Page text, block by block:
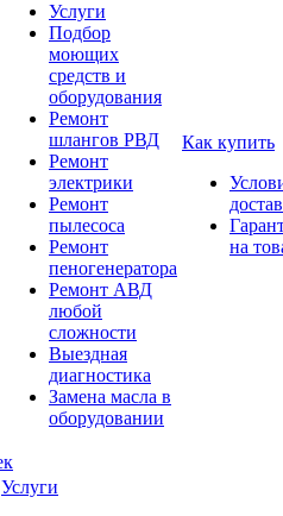
Услуги
Подбор
моющих
средств и
оборудования
Ремонт
шлангов РВД
Ремонт
электрики
Ремонт
пылесоса
Ремонт
пеногенератора
Ремонт АВД
любой
сложности
Выездная
диагностика
Замена масла в
оборудовании
Как купить
на
Услуги